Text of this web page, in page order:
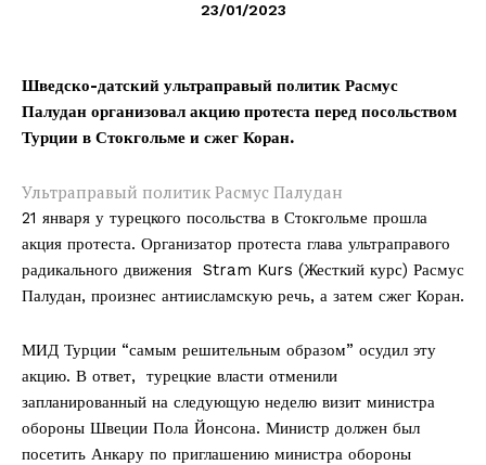
23/01/2023
Шведско-датский ультраправый политик Расмус
Палудан организовал акцию протеста перед посольством
Турции в Стокгольме и сжег Коран.
Ультраправый политик Расмус Палудан
21 января у турецкого посольства в Стокгольме прошла
акция протеста. Организатор протеста глава ультраправого
радикального движения Stram Kurs (Жесткий курс) Расмус
Палудан, произнес антиисламскую речь, а затем сжег Коран.
МИД Турции “самым решительным образом” осудил эту
акцию. В ответ, турецкие власти отменили
запланированный на следующую неделю визит министра
обороны Швеции Пола Йонсона. Министр должен был
посетить Анкару по приглашению министра обороны